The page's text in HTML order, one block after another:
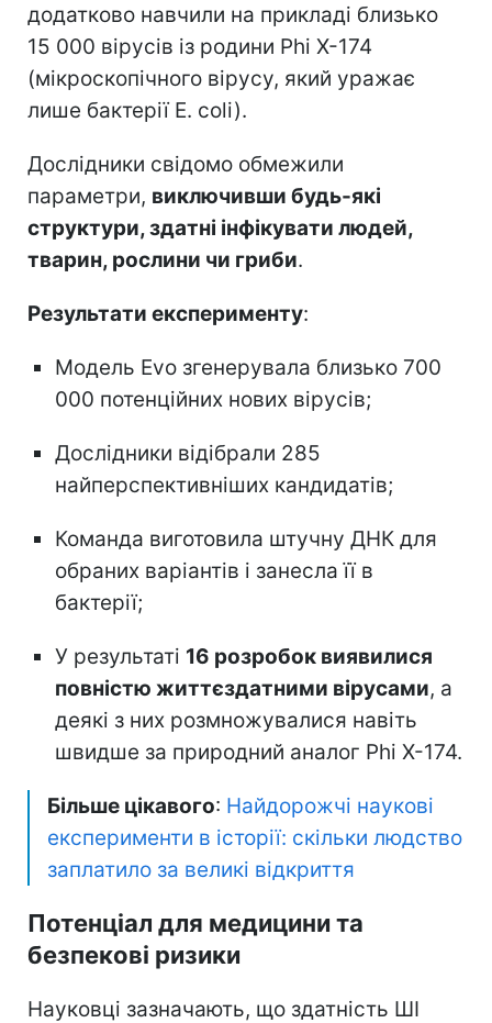
додатково навчили на прикладі близько
15 000 вірусів із родини Phi X-174
(мікроскопічного вірусу, який уражає
лише бактерії E. coli).
Дослідники свідомо обмежили
параметри, виключивши будь-які
структури, здатні інфікувати людей,
тварин, рослини чи гриби.
Результати експерименту:
Модель Evo згенерувала близько 700
000 потенційних нових вірусів;
Дослідники відібрали 285
найперспективніших кандидатів;
Команда виготовила штучну ДНК для
обраних варіантів і занесла її в
бактерії;
У результаті 16 розробок виявилися
повністю життєздатними вірусами, а
деякі з них розмножувалися навіть
швидше за природний аналог Phi X-174.
Більше цікавого: Найдорожчі наукові
експерименти в історії: скільки людство
заплатило за великі відкриття
Потенціал для медицини та
безпекові ризики
Науковці зазначають, що здатність ШІ